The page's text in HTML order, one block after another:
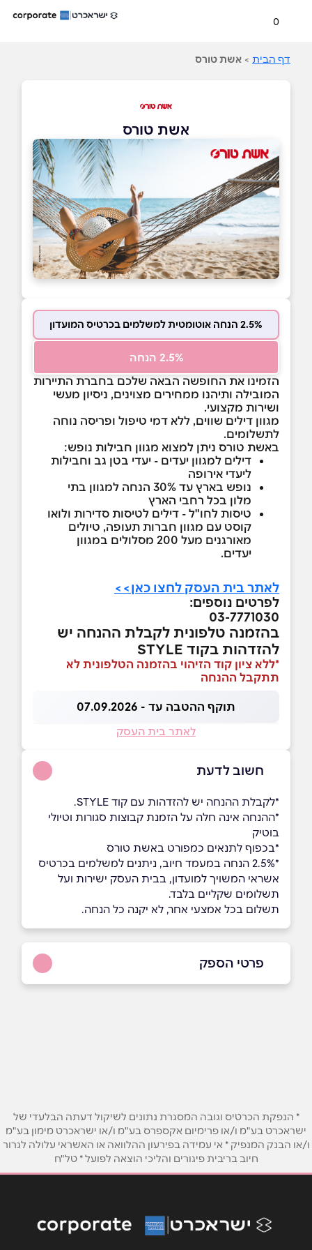
0
דף הבית > אשת טורס
אשת טורס
2.5% הנחה אוטומטית למשלמים בכרטיס המועדון
2.5% הנחה
הזמינו את החופשה הבאה שלכם בחברת התיירות
המובילה ותיהנו ממחירים מצוינים, ניסיון מעשי
ושירות מקצועי.
מגוון דילים שווים, ללא דמי טיפול ופריסה נוחה
לתשלומים.
באשת טורס ניתן למצוא מגוון חבילות נופש:
דילים למגוון יעדים - יעדי בטן גב וחבילות
ליעדי אירופה
נופש בארץ עד 30% הנחה למגוון בתי
מלון בכל רחבי הארץ
טיסות לחו"ל - דילים לטיסות סדירות ולואו
קוסט עם מגוון חברות תעופה, טיולים
מאורגנים מעל 200 מסלולים במגוון
יעדים.
לאתר בית העסק לחצו כאן>>
לפרטים נוספים:
03-7771030
בהזמנה טלפונית לקבלת ההנחה יש
להזדהות בקוד STYLE
*ללא ציון קוד הזיהוי בהזמנה הטלפונית לא
תתקבל ההנחה
תוקף ההטבה עד - 07.09.2026
לאתר בית העסק
חשוב לדעת
*לקבלת ההנחה יש להזדהות עם קוד STYLE.
*ההנחה אינה חלה על הזמנת קבוצות סגורות וטיולי
בוטיק
*בכפוף לתנאים כמפורט באשת טורס
*2.5% הנחה במעמד חיוב, ניתנים למשלמים בכרטיס
אשראי המשויך למועדון, בבית העסק ישירות ועל
תשלומים שקליים בלבד.
תשלום בכל אמצעי אחר, לא יקנה כל הנחה.
פרטי הספק
טלפון*
נושא *
* הנפקת הכרטיס וגובה המסגרת נתונים לשיקול דעתה הבלעדי של
ישראכרט בע"מ ו/או פרימיום אקספרס בע"מ ו/או ישראכרט מימון בע"מ
ו/או הבנק המנפיק * אי עמידה בפירעון ההלוואה או האשראי עלולה לגרור
חיוב בריבית פיגורים והליכי הוצאה לפועל * טל"ח